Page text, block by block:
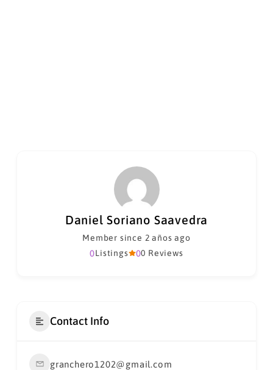
Daniel Soriano Saavedra
Member since 2 años ago
00 Reviews
0Listings
Contact Info
granchero1202@gmail.com